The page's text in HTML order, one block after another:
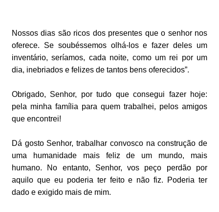
Nossos dias são ricos dos presentes que o senhor nos
oferece. Se soubéssemos olhá-los e fazer deles um
inventário, seríamos, cada noite, como um rei por um
dia, inebriados e felizes de tantos bens oferecidos”.
Obrigado, Senhor, por tudo que consegui fazer hoje:
pela minha família para quem trabalhei, pelos amigos
que encontrei!
Dá gosto Senhor, trabalhar convosco na construção de
uma humanidade mais feliz de um mundo, mais
humano. No entanto, Senhor, vos peço perdão por
aquilo que eu poderia ter feito e não fiz. Poderia ter
dado e exigido mais de mim.